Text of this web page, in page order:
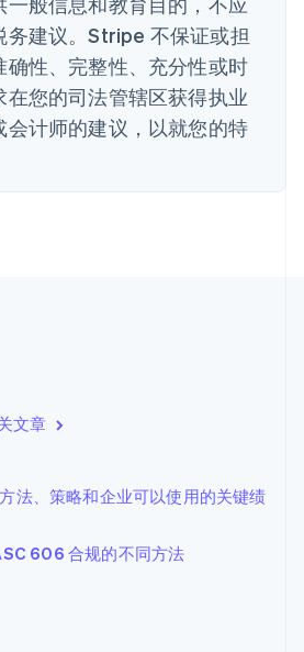
务建议。Stripe 不保证或担
确性、完整性、充分性或时
您的司法管辖区获得执业
会计师的建议，以就您的特
文章
法、策略和企业可以使用的关键绩
606 合规的不同方法